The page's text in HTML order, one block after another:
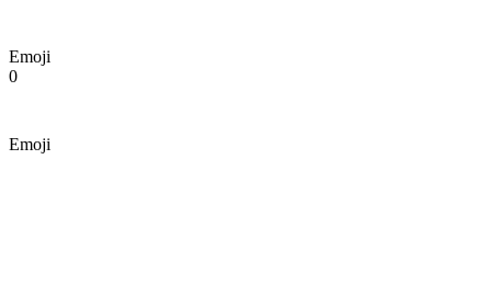
Emoji
0
Emoji